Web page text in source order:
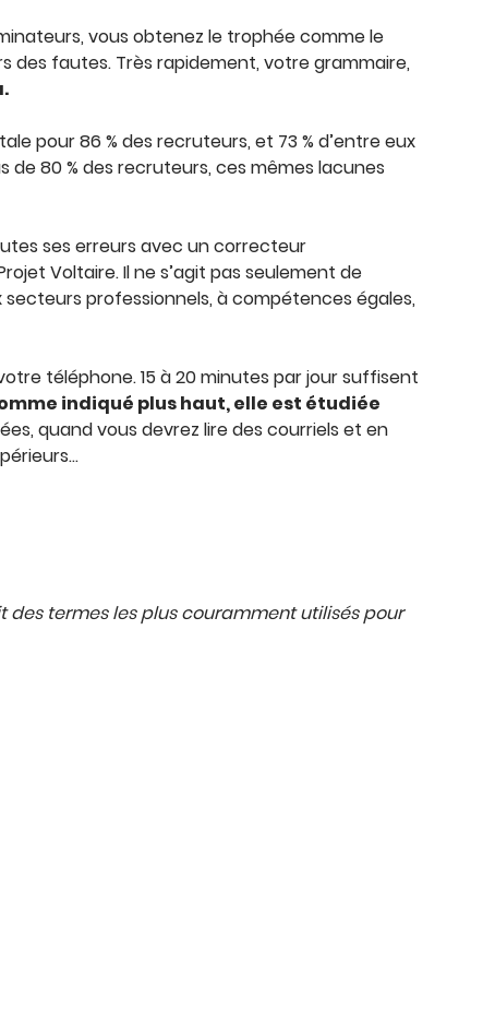
vous obtenez le trophée comme le
des fautes. Très rapidement, votre grammaire,
pour 86 % des recruteurs, et 73 % d’entre eux
80 % des recruteurs, ces mêmes lacunes
ses erreurs avec un correcteur
Voltaire. Il ne s’agit pas seulement de
professionnels, à compétences égales,
téléphone.15 à 20 minutes par jour suffisent
indiqué plus haut, elle est étudiée
quand vous devrez lire des courriels et en
des termes les plus couramment utilisés pour